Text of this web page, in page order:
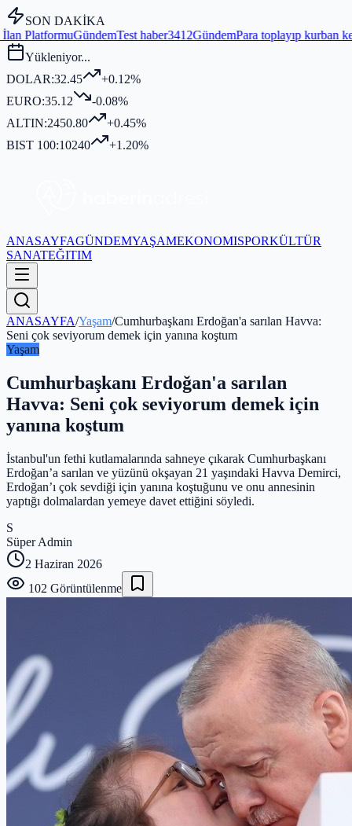
SON DAKİKA
Test haber3412GündemPara toplayıp kurban kesmediği iddia
Yükleniyor...
DOLAR:32.45
+0.12%
EURO:35.12
-0.08%
ALTIN:2450.80
+0.45%
BIST 100:10240 +1.20%
ANASAYFAGÜNDEMYAŞAMEKONOMISPORKÜLTÜR
SANATEĞITIM
ANASAYFA/Yaşam/Cumhurbaşkanı Erdoğan'a sarılan Havva:
Seni çok seviyorum demek için yanına koştum
Yaşam
Cumhurbaşkanı Erdoğan'a sarılan
Havva: Seni çok seviyorum demek için
yanına koştum
İstanbul'un fethi kutlamalarında sahneye çıkarak Cumhurbaşkanı
Erdoğan’a sarılan ve yüzünü okşayan 21 yaşındaki Havva Demirci,
Erdoğan’ı çok sevdiği için yanına koştuğunu ve onu annesinin
yaptığı dolmalardan yemeye davet ettiğini söyledi.
S
Süper Admin
2 Haziran 2026
102 Görüntülenme